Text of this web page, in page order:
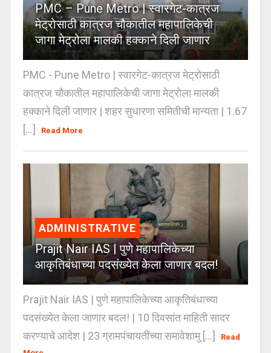
PMC – Pune Metro | स्वारगेट-कात्रज
मेट्रोसाठी कात्रज चौकातील महापालिकेची
जागा मेट्रोला मालकी हक्काने दिली जाणार
PMC - Pune Metro | स्वारगेट-कात्रज मेट्रोसाठी
कात्रज चौकातील महापालिकेची जागा मेट्रोला मालकी
हक्काने दिली जाणार | शहर सुधारणा समितीची मान्यता | 1.67
[...]
Read More
ADMINISTRATIVE
Prajit Nair IAS | पुणे महापालिकेच्या
आकृतिबंधाच्या पदसंख्येत केला जाणार बदल!
Prajit Nair IAS | पुणे महापालिकेच्या आकृतिबंधाच्या
पदसंख्येत केला जाणार बदल! | 10 दिवसांत माहिती सादर
करण्याचे आदेश | 23 ग्रामपंचायतींच्या समावेशामु [...]
Read